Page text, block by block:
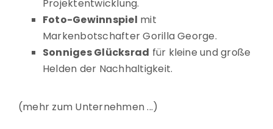
Projektentwicklung.
Foto-Gewinnspiel mit
Markenbotschafter Gorilla George.
Sonniges Glücksrad für kleine und große
Helden der Nachhaltigkeit.
mehr zum Unternehmen